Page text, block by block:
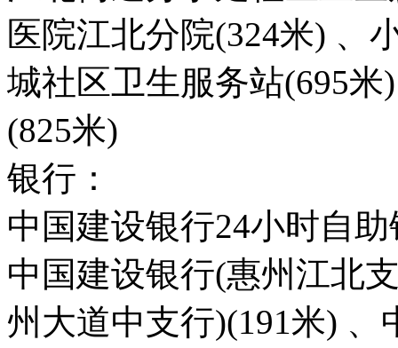
医院江北分院(324米) 、
城社区卫生服务站(695
(825米)
银行：
中国建设银行24小时自
中国建设银行(惠州江北
州大道中支行)(191米)